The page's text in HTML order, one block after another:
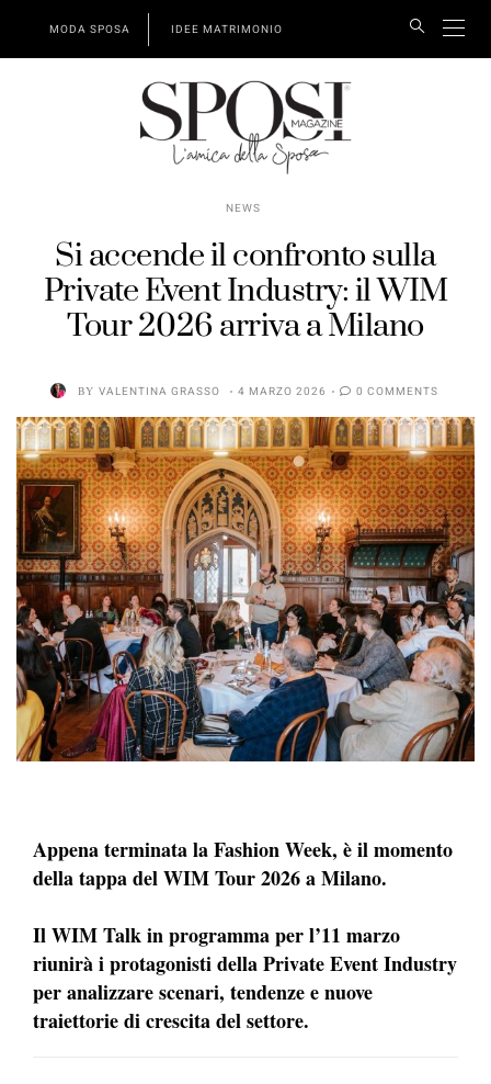
MODA SPOSA IDEE MATRIMONIO
NEWS
Si accende il confronto sulla
Private Event Industry: il WIM
Tour 2026 arriva a Milano
BY VALENTINA GRASSO 4 MARZO 2026 0 COMMENTS
Appena terminata la Fashion Week, è il momento
della tappa del WIM Tour 2026 a Milano.
Il WIM Talk in programma per l’11 marzo
riunirà i protagonisti della Private Event Industry
per analizzare scenari, tendenze e nuove
traiettorie di crescita del settore.